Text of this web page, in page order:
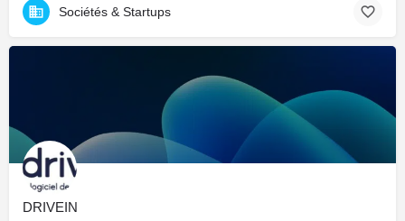
Sociétés & Startups
DRIVEIN